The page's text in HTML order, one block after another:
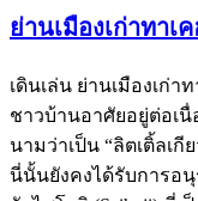
ย่านเมืองเก่าทาเ
เดินเล่น ย่านเมืองเก่
ชาวบ้านอาศัยอยู่ต่อเ
นามว่าเป็น “ลิตเติ้ลเ
นี่นั้นยังคงได้รับการอ